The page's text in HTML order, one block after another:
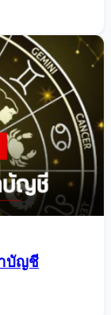
าบัญชี